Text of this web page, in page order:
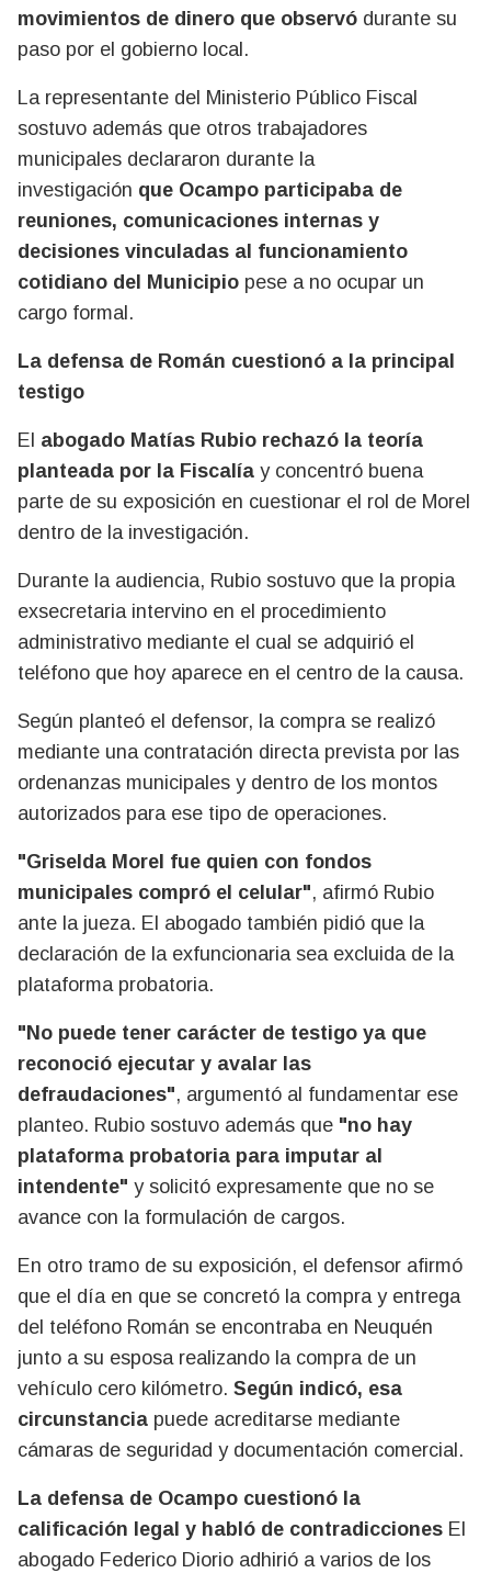
movimientos de dinero que observó durante su
paso por el gobierno local.
La representante del Ministerio Público Fiscal
sostuvo además que otros trabajadores
municipales declararon durante la
investigación que Ocampo participaba de
reuniones, comunicaciones internas y
decisiones vinculadas al funcionamiento
cotidiano del Municipio pese a no ocupar un
cargo formal.
La defensa de Román cuestionó a la principal
testigo
El abogado Matías Rubio rechazó la teoría
planteada por la Fiscalía y concentró buena
parte de su exposición en cuestionar el rol de Morel
dentro de la investigación.
Durante la audiencia, Rubio sostuvo que la propia
exsecretaria intervino en el procedimiento
administrativo mediante el cual se adquirió el
teléfono que hoy aparece en el centro de la causa.
Según planteó el defensor, la compra se realizó
mediante una contratación directa prevista por las
ordenanzas municipales y dentro de los montos
autorizados para ese tipo de operaciones.
"Griselda Morel fue quien con fondos
municipales compró el celular", afirmó Rubio
ante la jueza. El abogado también pidió que la
declaración de la exfuncionaria sea excluida de la
plataforma probatoria.
"No puede tener carácter de testigo ya que
reconoció ejecutar y avalar las
defraudaciones", argumentó al fundamentar ese
planteo. Rubio sostuvo además que "no hay
plataforma probatoria para imputar al
intendente" y solicitó expresamente que no se
avance con la formulación de cargos.
En otro tramo de su exposición, el defensor afirmó
que el día en que se concretó la compra y entrega
del teléfono Román se encontraba en Neuquén
junto a su esposa realizando la compra de un
vehículo cero kilómetro. Según indicó, esa
circunstancia puede acreditarse mediante
cámaras de seguridad y documentación comercial.
La defensa de Ocampo cuestionó la
calificación legal y habló de contradicciones El
abogado Federico Diorio adhirió a varios de los